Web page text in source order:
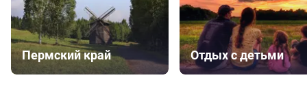
Пермский край Отдых с детьми